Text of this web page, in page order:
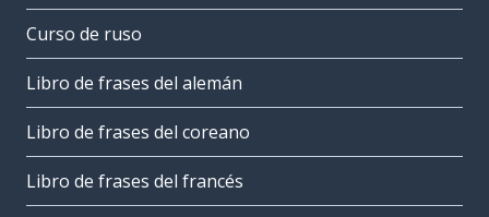
Curso de ruso
Libro de frases del alemán
Libro de frases del coreano
Libro de frases del francés